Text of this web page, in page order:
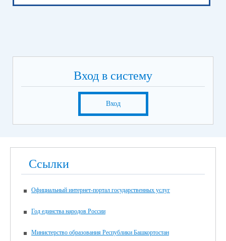
химия;
9 июня
Экзамен по предметам на выбор выпускника (кроме
русского языка и математики)
интеллекта, получающих образование по адаптированной
основной общеобразовательной программе, в 2026 году
21 мая 2026 года – по учебным предметам «Русский язык»,
25 мая 2026 года – по учебным предметам «Математика»,
29 мая 2026 года – по учебному предмету «Труд
Вход в систему
Вход
Ссылки
Официальный интернет-портал государственных услуг
Год единства народов России
Министерство образования Республики Башкортостан